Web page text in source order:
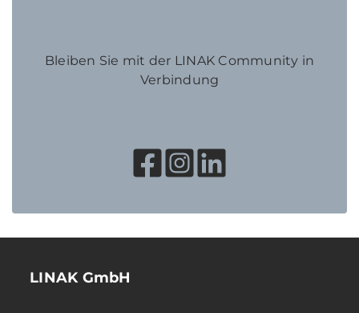
Bleiben Sie mit der LINAK Community in
Verbindung
LINAK GmbH